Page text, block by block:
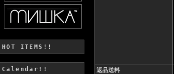
HOT ITEMS!!
Calendar!!
返品送料